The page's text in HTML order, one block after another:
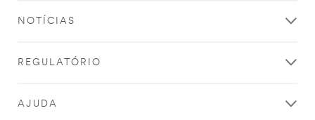
NOTÍCIAS
REGULATÓRIO
AJUDA